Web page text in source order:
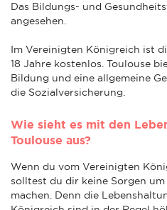
Das Bildungs- und
angesehen.
Im Vereinigten Königreich ist
18 Jahre kostenlos. Toulouse
Bildung und eine allgemeine
die Sozialversicherung.
Wie sieht es mit den
Toulouse aus?
Wenn du vom Vereinigten
solltest du dir keine Sorgen
machen. Denn die